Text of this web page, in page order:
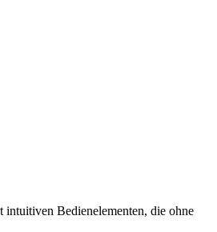
Bedienelementen, die ohne